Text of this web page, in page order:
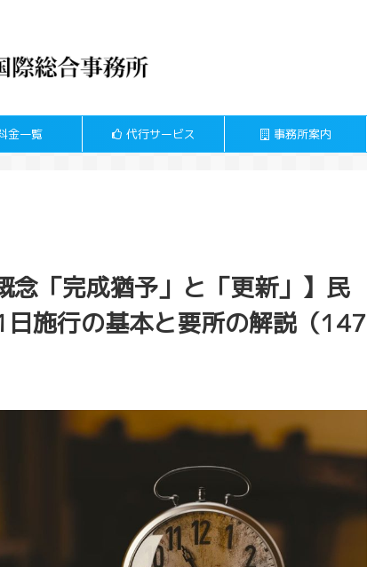
金一覧 代行サービス 事務所案内
念「完成猶予」と「更新」】民
施行の基本と要所の解説（147